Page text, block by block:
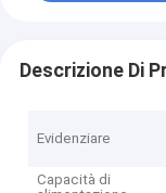
Descrizione Di
Evidenziare
Capacità di